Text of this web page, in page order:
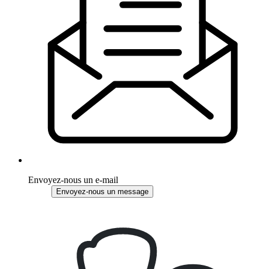
Envoyez-nous un e-mail
Envoyez-nous un message